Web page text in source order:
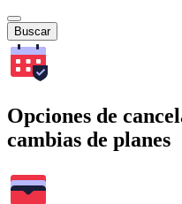
Buscar
Opciones de
cambias de planes